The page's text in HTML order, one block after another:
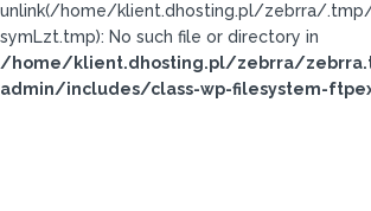
unlink(/home/klient.dhosting.pl/zebrra/
symLzt.tmp): No such file or directory in
/home/klient.dhosting.pl/zebrra/
admin/includes/class-wp-filesystem-